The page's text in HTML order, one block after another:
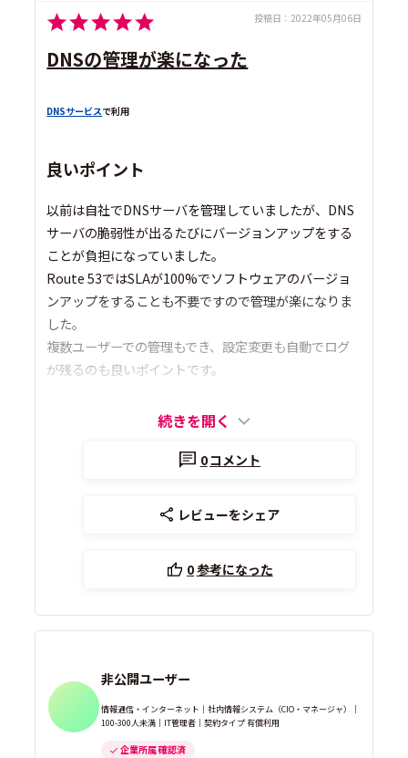
投稿日： 2022年05月06日
DNSの管理が楽になった
DNSサービスで利用
良いポイント
以前は自社でDNSサーバを管理していましたが、DNS
サーバの脆弱性が出るたびにバージョンアップをする
ことが負担になっていました。
Route 53ではSLAが100%でソフトウェアのバージョ
ンアップをすることも不要ですので管理が楽になりま
した。
複数ユーザーでの管理もでき、設定変更も自動でログ
が残るのも良いポイントです。
続きを開く
0コメント
レビューをシェア
0参考になった
非公開ユーザー
情報通信・インターネット｜社内情報システム（CIO・マネージャ）｜
100-300人未満｜IT管理者｜契約タイプ 有償利用
企業所属 確認済